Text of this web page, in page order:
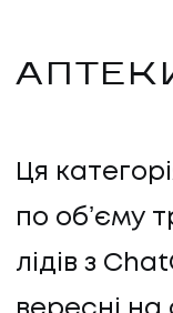
Ця
по обʼєму
лідів з